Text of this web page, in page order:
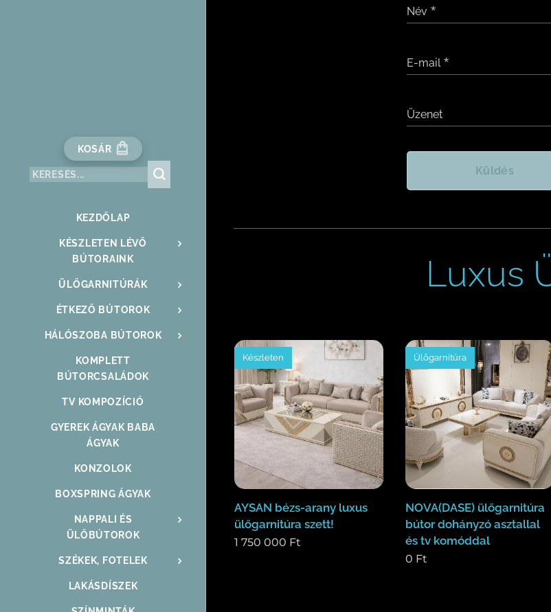
KOSÁR
KEZDŐLAP
KÉSZLETEN LÉVŐ
BÚTORAINK
ÜLŐGARNITÚRÁK
ÉTKEZŐ BÚTOROK
HÁLÓSZOBA BÚTOROK
KOMPLETT
BÚTORCSALÁDOK
TV KOMPOZÍCIÓ
GYEREK ÁGYAK BABA
ÁGYAK
KONZOLOK
BOXSPRING ÁGYAK
NAPPALI ÉS
ÜLŐBÚTOROK
SZÉKEK, FOTELEK
LAKÁSDÍSZEK
Név
E-mail
Üzenet
Küldés
Luxus
AYSAN bézs-arany luxus
ülőgarnitúra szett!
Készleten
1 750 000 Ft
NOVA(DASE) ülőgarnitúra
bútor dohányzó asztallal
és tv komóddal
Ülőgarnitúra
0 Ft